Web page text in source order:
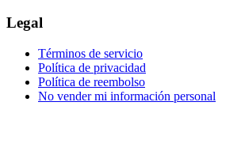
Legal
Términos de servicio
Política de privacidad
Política de reembolso
No vender mi información personal